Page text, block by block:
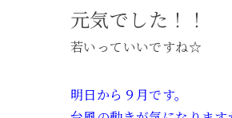
元気でした！！
若いっていいですね☆
明日から９月です。